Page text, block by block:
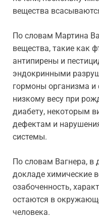
вещества
По словам Мартина
вещества, такие как
антипирены и
эндокринными
гормоны организма и
низкому весу при
диабету, некоторым
дефектам и
системы.
По словам Вагнера, в
докладе химические
озабоченность,
остаются в
человека.